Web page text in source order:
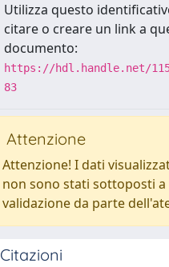
Utilizza questo
citare o creare un link a
documento:
https://hdl.handle.net/
83
Attenzione
Attenzione! I dati
non sono stati sottoposti a
validazione da parte
Citazioni